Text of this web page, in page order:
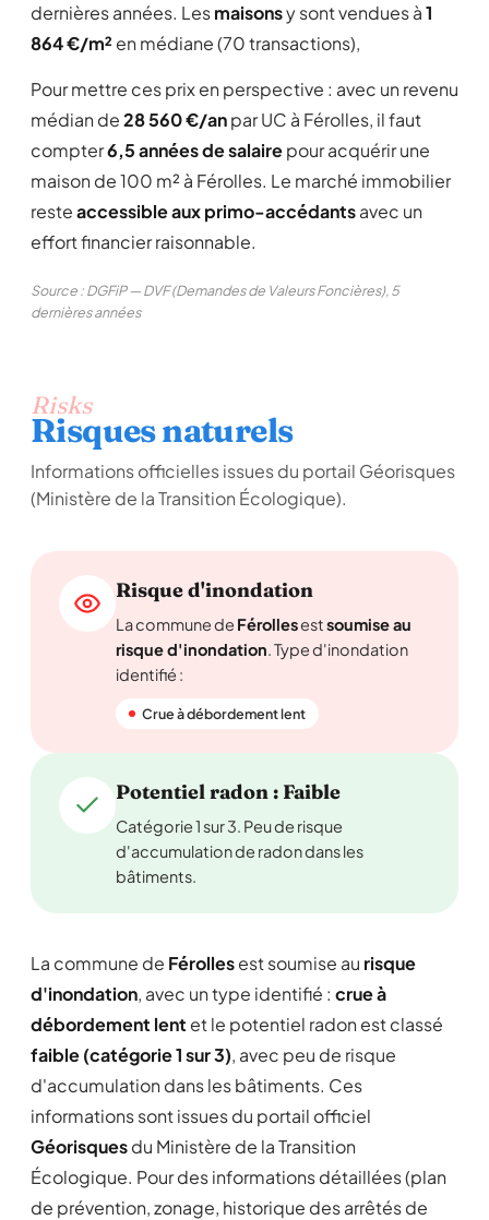
dernières années. Lesmaisonsy sont vendues à1
864 €/m² en médiane (70 transactions),
Pour mettre ces prix en perspective : avec un revenu
médian de28 560 €/anpar UC à Férolles, il faut
compter6,5 années de salairepour acquérir une
maison de 100 m² à Férolles. Le marché immobilier
resteaccessible aux primo-accédantsavec un
effort financier raisonnable.
Source : DGFiP — DVF (Demandes de Valeurs Foncières), 5
dernières années
Risks
Risques naturels
Informations officielles issues du portail Géorisques
(Ministère de la Transition Écologique).
Risque d'inondation
La commune de Férollesestsoumise au
risque d'inondation. Type d'inondation
identifié :
Crue à débordement lent
Potentiel radon : Faible
Catégorie 1 sur 3. Peu de risque
d'accumulation de radon dans les
bâtiments.
La commune de Férollesest soumise au risque
d'inondation, avec un type identifié : crue à
débordement lent et le potentiel radon est classé
faible (catégorie 1 sur 3), avec peu de risque
d'accumulation dans les bâtiments. Ces
informations sont issues du portail officiel
Géorisquesdu Ministère de la Transition
Écologique. Pour des informations détaillées (plan
de prévention, zonage, historique des arrêtés de